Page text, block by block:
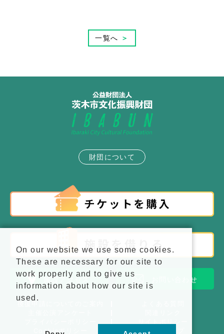
一覧へ ＞
財団について
施設アクセス お問い合わせ
Cookieポリシー
サイトマップ
On our website we use some cookies.
These are necessary for our site to
work properly and to give us
information about how our site is
used.